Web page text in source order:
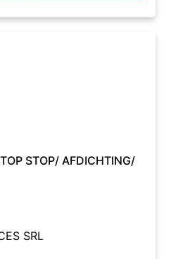
STOP/ AFDICHTING/
SRL